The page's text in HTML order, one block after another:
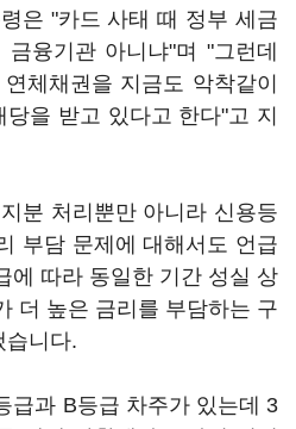
은 "카드 사태 때 정부 세금
융기관 아니냐"며 "그런데
체채권을 지금도 악착같이
을 받고 있다고 한다"고 지
분 처리뿐만 아니라 신용등
부담 문제에 대해서도 언급
에 따라 동일한 기간 성실 상
더 높은 금리를 부담하는 구
습니다.
급과 B등급 차주가 있는데 3